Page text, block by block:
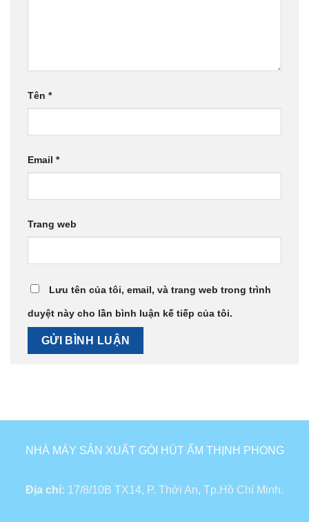
Tên *
Email *
Trang web
Lưu tên của tôi, email, và trang web trong trình
duyệt này cho lần bình luận kế tiếp của tôi.
NHÀ MÁY SẢN XUẤT GÓI HÚT ẨM THỊNH PHONG
Địa chỉ: 17/8/10B TX14, P. Thới An, Tp.Hồ Chí Minh.